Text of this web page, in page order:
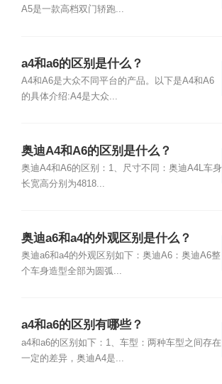
A5是一款高档双门轿跑...
a4和a6的区别是什么？
A4和A6是大众不同平台的产品。以下是A4和A6
的具体介绍:A4是大众...
奥迪A4和A6的区别是什么？
奥迪A4和A6的区别：1、尺寸不同：奥迪A4L车身
长宽高分别为4818...
奥迪a6和a4的外观区别是什么？
奥迪a6和a4的外观区别如下：奥迪A6：奥迪A6整
个车身造型全部为圆弧...
a4和a6的区别有哪些？
a4和a6的区别如下：1、车型：两种车型之间存在
一定的差异，奥迪A4是...